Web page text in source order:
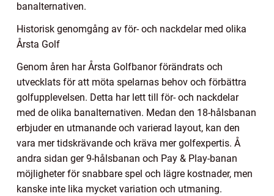
banalternativen.
Historisk genomgång av för- och nackdelar med olika
Årsta Golf
Genom åren har Årsta Golfbanor förändrats och
utvecklats för att möta spelarnas behov och förbättra
golfupplevelsen. Detta har lett till för- och nackdelar
med de olika banalternativen. Medan den 18-hålsbanan
erbjuder en utmanande och varierad layout, kan den
vara mer tidskrävande och kräva mer golfexpertis. Å
andra sidan ger 9-hålsbanan och Pay & Play-banan
möjligheter för snabbare spel och lägre kostnader, men
kanske inte lika mycket variation och utmaning.